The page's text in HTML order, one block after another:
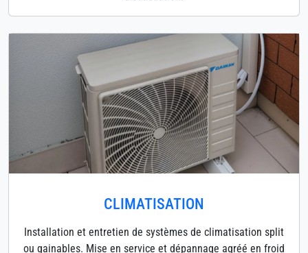
CLIMATISATION
Installation et entretien de systèmes de climatisation split
ou gainables. Mise en service et dépannage agréé en froid